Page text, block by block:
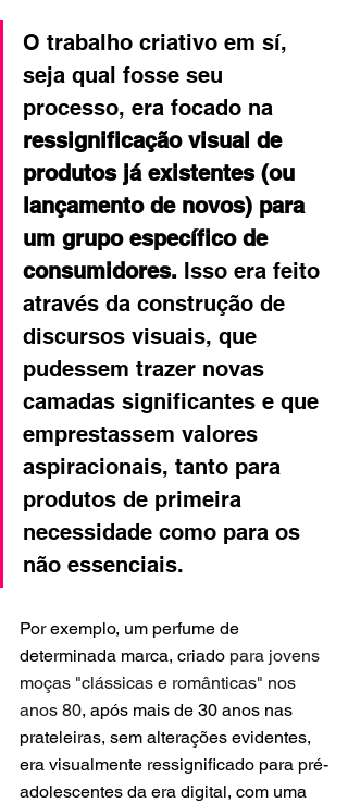
O trabalho criativo em sí,
seja qual fosse seu
processo, era focado na
ressignificação visual de
produtos já existentes (ou
lançamento de novos) para
um grupo específico de
consumidores. Isso era feito
através da construção de
discursos visuais, que
pudessem trazer novas
camadas significantes e que
emprestassem valores
aspiracionais, tanto para
produtos de primeira
necessidade como para os
não essenciais.
Por exemplo, um perfume de
determinada marca, criado para jovens
moças "clássicas e românticas" nos
anos 80, após mais de 30 anos nas
prateleiras, sem alterações evidentes,
era visualmente ressignificado para pré-
adolescentes da era digital, com uma